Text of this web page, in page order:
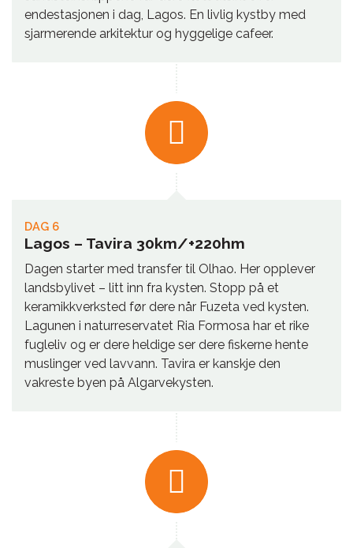
endestasjonen i dag, Lagos. En livlig kystby med
sjarmerende arkitektur og hyggelige cafeer.
DAG 6
Lagos – Tavira 30km/+220hm
Dagen starter med transfer til Olhao. Her opplever
landsbylivet – litt inn fra kysten. Stopp på et
keramikkverksted før dere når Fuzeta ved kysten.
Lagunen i naturreservatet Ria Formosa har et rike
fugleliv og er dere heldige ser dere fiskerne hente
muslinger ved lavvann. Tavira er kanskje den
vakreste byen på Algarvekysten.